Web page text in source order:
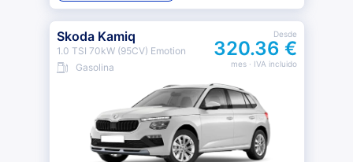
Skoda Kamiq
1.0 TSI 70kW (95CV) Emotion
Gasolina
Desde
320.36 €
mes· IVA incluido